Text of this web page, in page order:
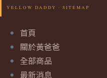
首頁
關於黃爸爸
全部商品
最新消息